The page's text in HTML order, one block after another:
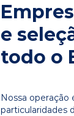
e
todo o
Nossa operação
particularidades